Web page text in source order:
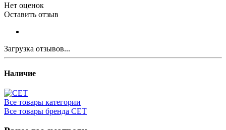
Нет оценок
Оставить отзыв
Загрузка отзывов...
Наличие
Все товары категории
Все товары бренда CET